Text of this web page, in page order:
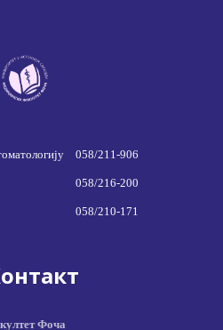
058/211-906
058/216-200
058/210-171
Фоча